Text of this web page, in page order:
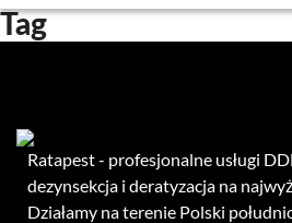
Tag
Ratapest - profesjonalne usługi
dezynsekcja i deratyzacja na
Działamy na terenie Polski